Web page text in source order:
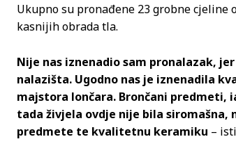
Ukupno su pronađene 23 grobne cjeline
kasnijih obrada tla.
Nije nas iznenadio sam pronalazak,
nalazišta. Ugodno nas je iznenadila
majstora lončara. Brončani predmeti,
tada živjela ovdje nije bila siromašna,
predmete te kvalitetnu keramiku –